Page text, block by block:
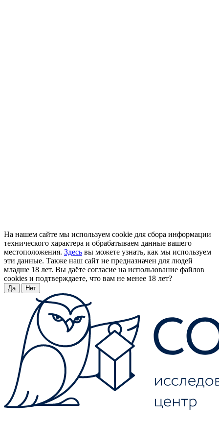
На нашем сайте мы используем cookie для сбора информации
технического характера и обрабатываем данные вашего
местоположения. Здесь вы можете узнать, как мы используем
эти данные. Также наш сайт не предназначен для людей
младше 18 лет. Вы даёте согласие на использование файлов
cookies и подтверждаете, что вам не менее 18 лет?
Да Нет